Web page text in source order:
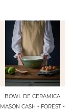
BOWL DE CERAMICA
MASON CASH - FOREST -